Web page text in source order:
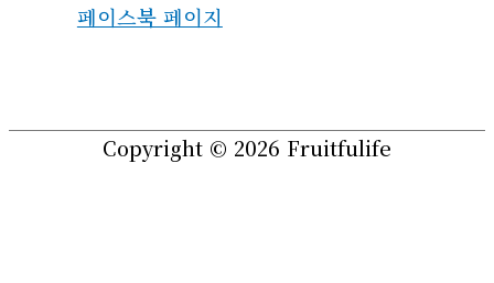
페이스북 페이지
Copyright © 2026 Fruitfulife